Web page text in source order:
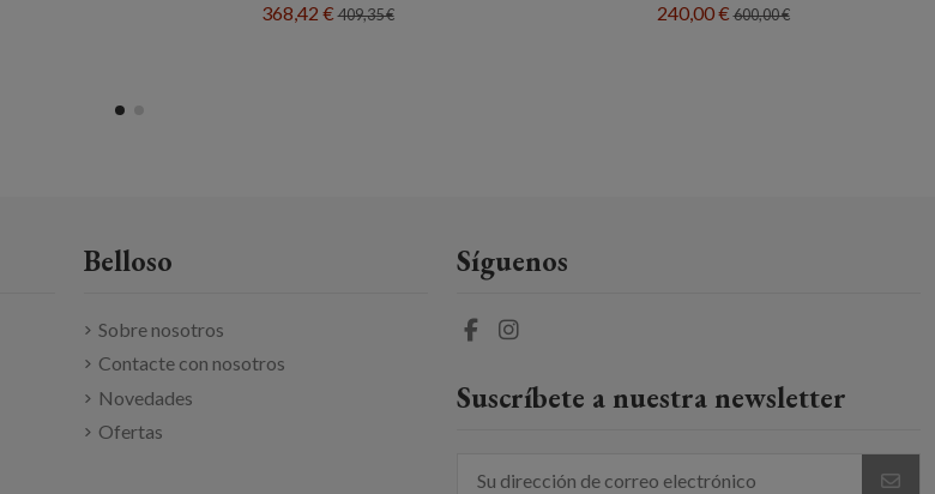
368,42 €409,35 €
240,00 €600,00 €
Belloso
Sobre nosotros
Contacte con nosotros
Novedades
Ofertas
Síguenos
Suscríbete a nuestra newsletter